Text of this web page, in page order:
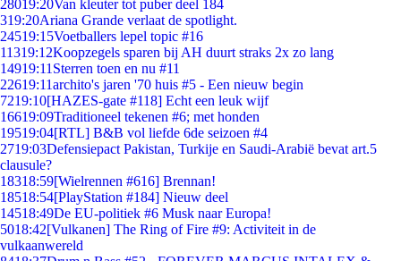
28019:20Van kleuter tot puber deel 184
319:20Ariana Grande verlaat de spotlight.
24519:15Voetballers lepel topic #16
11319:12Koopzegels sparen bij AH duurt straks 2x zo lang
14919:11 Sterren toen en nu #11
22619:11archito's jaren '70 huis #5 - Een nieuw begin
7219:10[HAZES-gate #118] Echt een leuk wijf
16619:09Traditioneel tekenen #6; met honden
19519:04[RTL] B&B vol liefde 6de seizoen #4
2719:03Defensiepact Pakistan, Turkije en Saudi-Arabië bevat art.5
clausule?
18318:59[Wielrennen #616] Brennan!
18518:54[PlayStation #184] Nieuw deel
14518:49De EU-politiek #6 Musk naar Europa!
5018:42[Vulkanen] The Ring of Fire #9: Activiteit in de
vulkaanwereld